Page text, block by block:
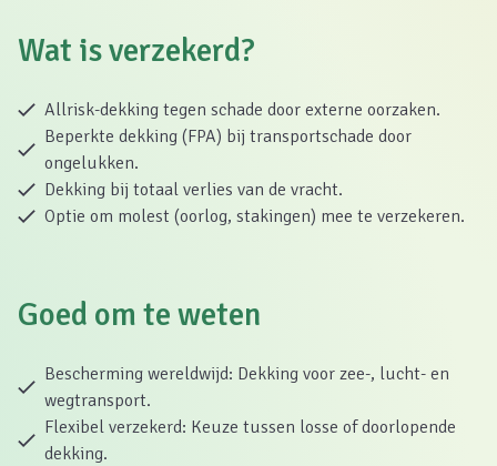
Wat is verzekerd?
Allrisk-dekking tegen schade door externe oorzaken.
Beperkte dekking (FPA) bij transportschade door
ongelukken.
Dekking bij totaal verlies van de vracht.
Optie om molest (oorlog, stakingen) mee te verzekeren.
Goed om te weten
Bescherming wereldwijd: Dekking voor zee-, lucht- en
wegtransport.
Flexibel verzekerd: Keuze tussen losse of doorlopende
dekking.